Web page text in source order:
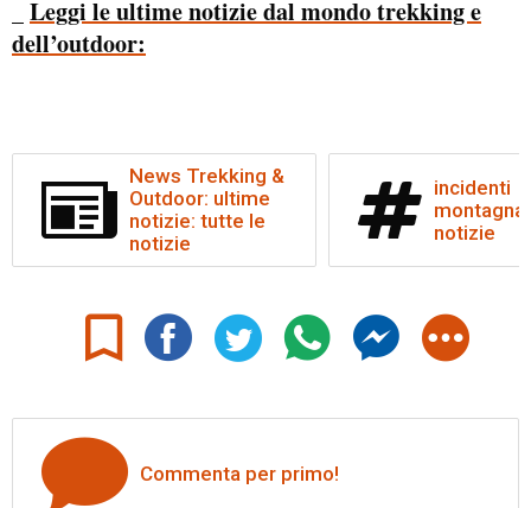
Leggi le ultime notizie dal mondo trekking e
dell’outdoor:
News Trekking &
Outdoor: ultime
notizie: tutte le
notizie
incidenti
notizie
Commenta per primo!